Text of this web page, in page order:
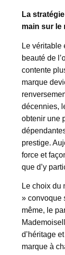
La
main sur le
Le véritable
beauté de
contente
marque
décennies,
obtenir une
prestige.
force et
que d’y
Le choix du
» convoque
même, le
d’héritage
marque à